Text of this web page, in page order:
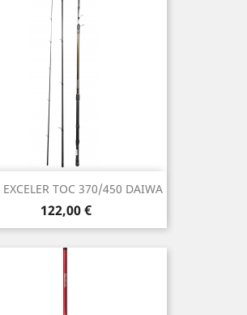
EXCELER TOC 370/450 DAIWA
Preço
122,00 €